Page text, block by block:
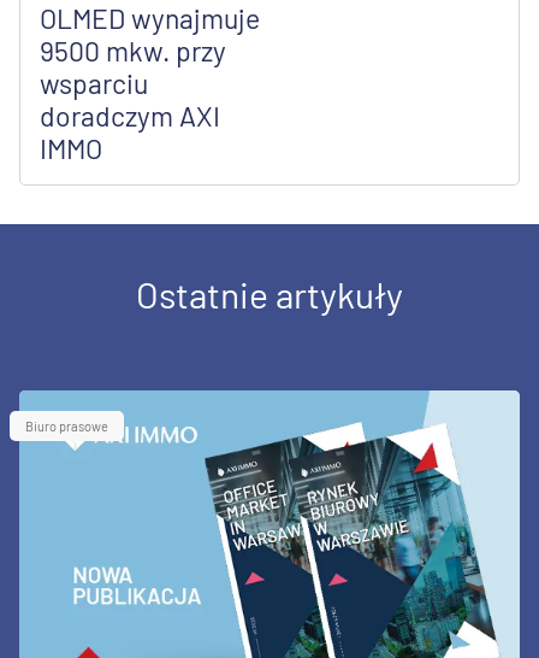
OLMED wynajmuje
9500 mkw. przy
wsparciu
doradczym AXI
IMMO
Ostatnie artykuły
Biuro prasowe